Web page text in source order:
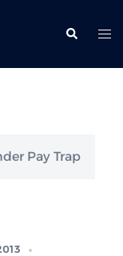
Suche
Pay Trap